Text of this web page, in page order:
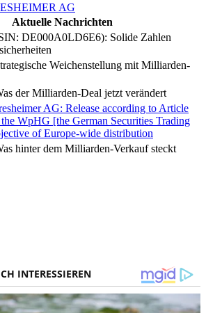
AG
Aktuelle Nachrichten
DE000A0LD6E6): Solide Zahlen
Weichenstellung mit Milliarden-
der Milliarden-Deal jetzt verändert
AG: Release according to Article
WpHG [the German Securities Trading
of Europe-wide distribution
hinter dem Milliarden-Verkauf steckt